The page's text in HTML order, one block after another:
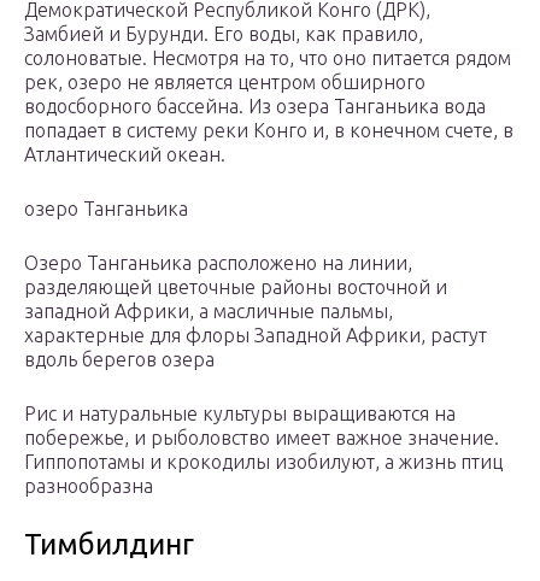
Демократической Республикой Конго (ДРК),
Замбией и Бурунди. Его воды, как правило,
солоноватые. Несмотря на то, что оно питается рядом
рек, озеро не является центром обширного
водосборного бассейна. Из озера Танганьика вода
попадает в систему реки Конго и, в конечном счете, в
Атлантический океан.
озеро Танганьика
Озеро Танганьика расположено на линии,
разделяющей цветочные районы восточной и
западной Африки, а масличные пальмы,
характерные для флоры Западной Африки, растут
вдоль берегов озера
Рис и натуральные культуры выращиваются на
побережье, и рыболовство имеет важное значение.
Гиппопотамы и крокодилы изобилуют, а жизнь птиц
разнообразна
Тимбилдинг